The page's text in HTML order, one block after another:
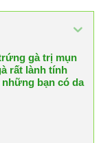
gà trị mụn
rất lành tính
bạn có da